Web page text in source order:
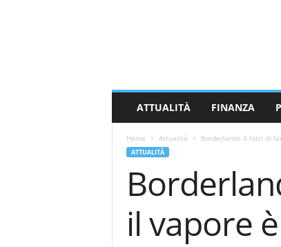
ATTUALITÀ FINANZA
Home Attualità Borderlands 4 lotti di
ATTUALITÀ
il vapore